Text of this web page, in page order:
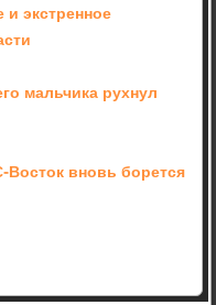
экстренное
мальчика рухнул
Восток вновь борется